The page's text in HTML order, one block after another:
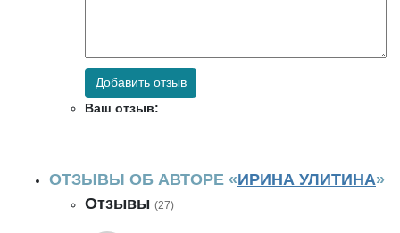
Добавить отзыв
Ваш отзыв:
ОТЗЫВЫ ОБ АВТОРЕ «ИРИНА УЛИТИНА»
Отзывы (27)